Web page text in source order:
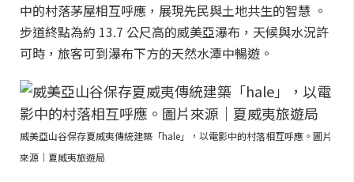
中的村落茅屋相互呼應，展現先民與土地共生的智慧 。
步道終點為約 13.7 公尺高的威美亞瀑布，天候與水況許
可時，旅客可到瀑布下方的天然水潭中暢遊。
威美亞山谷保存夏威夷傳統建築「hale」，以電影中的村落相互呼應。圖片
來源｜夏威夷旅遊局